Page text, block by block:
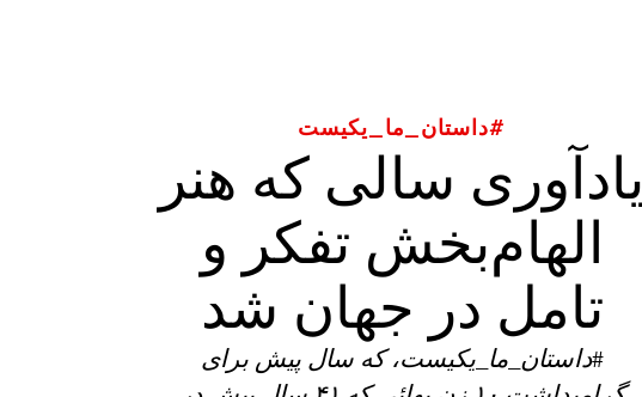
#داستان_ما_یکیست
یادآوری سالی که هنر
الهام‌بخش تفکر و
تامل در جهان شد
#داستان_ما_یکیست، که سال پیش برای